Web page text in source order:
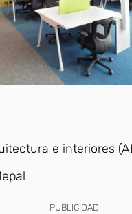
e interiores
PUBLICIDAD